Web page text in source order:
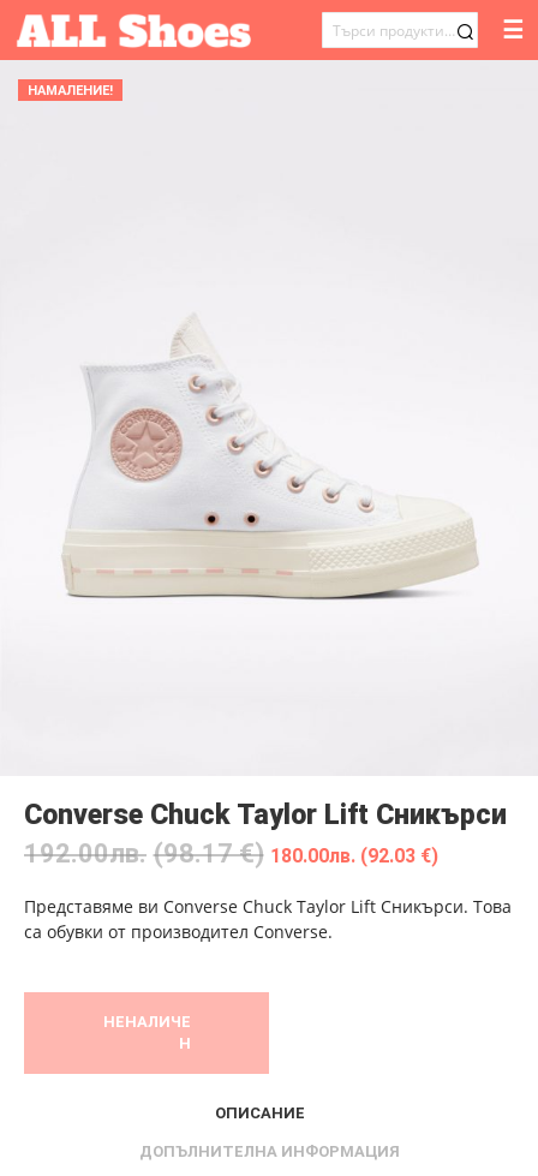
ТЪРСЕНЕ
☰
НАМАЛЕНИЕ!
Converse Chuck Taylor Lift Сникърси
192.00лв. (98.17 €) 180.00лв. (92.03 €)
Представяме ви Converse Chuck Taylor Lift Сникърси. Това
са обувки от производител Converse.
НЕНАЛИЧЕ
Н
ОПИСАНИЕ
ДОПЪЛНИТЕЛНА ИНФОРМАЦИЯ